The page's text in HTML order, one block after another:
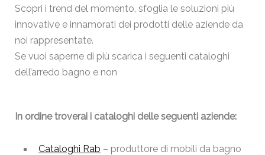
Scopri i trend del momento, sfoglia le soluzioni più
innovative e innamorati dei prodotti delle aziende da
noi rappresentate.
Se vuoi saperne di più scarica i seguenti cataloghi
dell’arredo bagno e non
In ordine troverai i cataloghi delle seguenti aziende:
Cataloghi Rab – produttore di mobili da bagno